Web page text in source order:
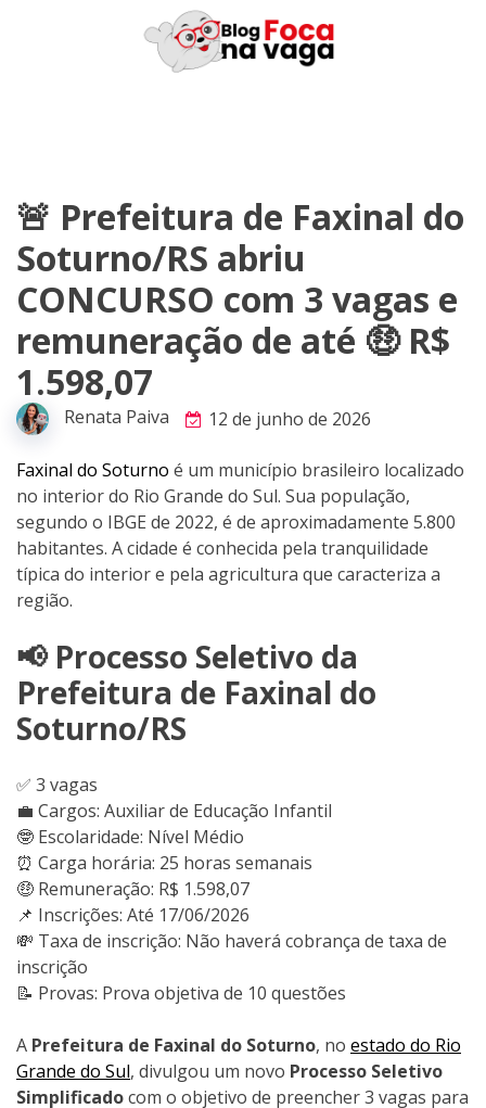
🚨 Prefeitura de Faxinal do
Soturno/RS abriu
CONCURSO com 3 vagas e
remuneração de até 🤑 R$
1.598,07
Renata Paiva 12 de junho de 2026
Faxinal do Soturno é um município brasileiro localizado
no interior do Rio Grande do Sul. Sua população,
segundo o IBGE de 2022, é de aproximadamente 5.800
habitantes. A cidade é conhecida pela tranquilidade
típica do interior e pela agricultura que caracteriza a
região.
📢 Processo Seletivo da
Prefeitura de Faxinal do
Soturno/RS
✅ 3 vagas
💼 Cargos: Auxiliar de Educação Infantil
🤓 Escolaridade: Nível Médio
⏰ Carga horária: 25 horas semanais
🤑 Remuneração: R$ 1.598,07
📌 Inscrições: Até 17/06/2026
💸 Taxa de inscrição: Não haverá cobrança de taxa de
inscrição
📝 Provas: Prova objetiva de 10 questões
A Prefeitura de Faxinal do Soturno, no estado do Rio
Grande do Sul, divulgou um novo Processo Seletivo
Simplificadocom o objetivo de preencher 3 vagas para